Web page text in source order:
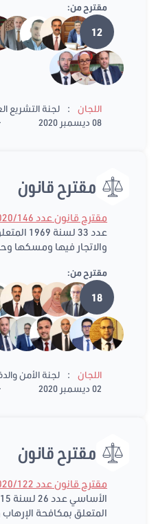
مقترح من:
12
اللجان :
لجنة التشريع
08 ديسمبر 2020
مقترح قانون
مقترح قانون عدد 2020/146
عدد 33
والاتجار فيها ومسكها
مقترح من:
18
اللجان :
لجنة الأمن
02 ديسمبر 2020
مقترح قانون
مقترح قانون عدد 2020/122
المتعلق بمكافحة